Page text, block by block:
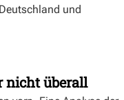
und
nicht überall